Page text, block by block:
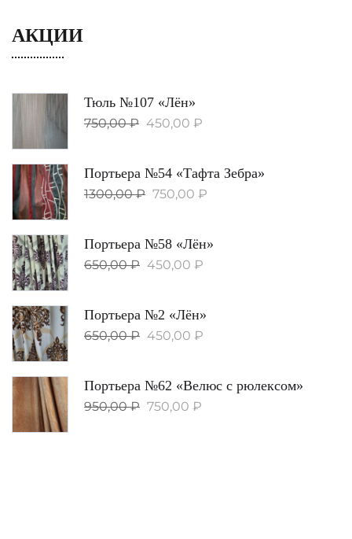
АКЦИИ
Тюль №107 «Лён»
750,00₽ 450,00 ₽
Портьера №54 «Тафта Зебра»
1300,00₽ 750,00 ₽
Портьера №58 «Лён»
650,00₽ 450,00 ₽
Портьера №2 «Лён»
650,00₽ 450,00 ₽
Портьера №62 «Велюс с рюлексом»
950,00₽ 750,00 ₽